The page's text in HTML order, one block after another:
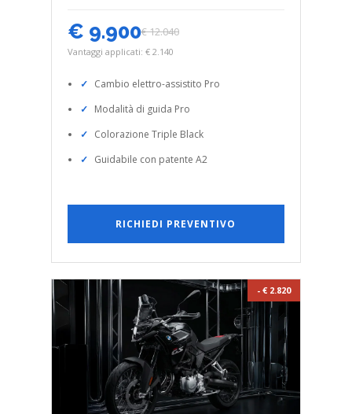
€ 9.900€ 12.040
Vantaggi applicati: € 2.140
Cambio elettro-assistito Pro
Modalità di guida Pro
Colorazione Triple Black
Guidabile con patente A2
RICHIEDI PREVENTIVO
- € 2.820